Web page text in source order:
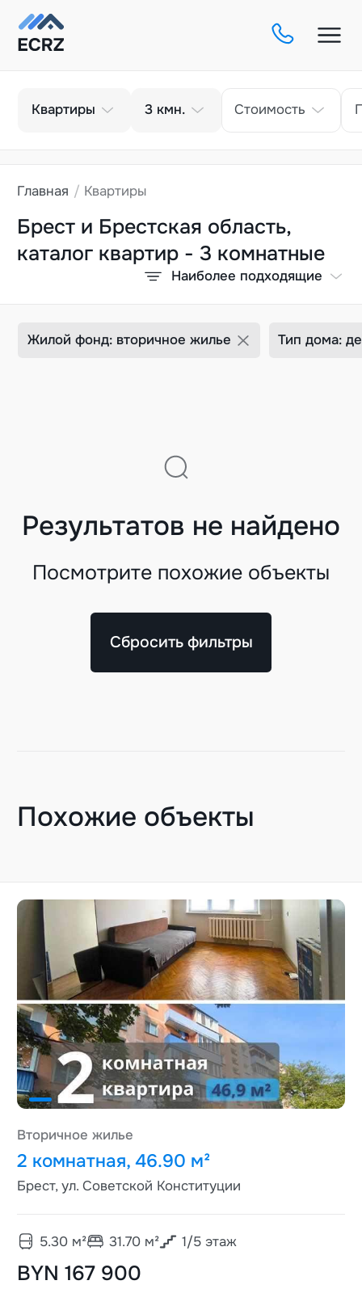
Тип
Квартиры Кол-во комнат
3 кмн. Стоимость
Главная Квартиры
Брест и Брестская область,
каталог квартир - 3 комнатные
Наиболее подходящие
Жилой фонд: вторичное жилье Тип дома:
Результатов не найдено
Посмотрите похожие объекты
Сбросить фильтры
Похожие объекты
Вторичное жилье
2 комнатная, 46.90 м²
Брест, ул. Советской Конституции
5.30м² 31.70м² 1/5этаж
BYN 167 900